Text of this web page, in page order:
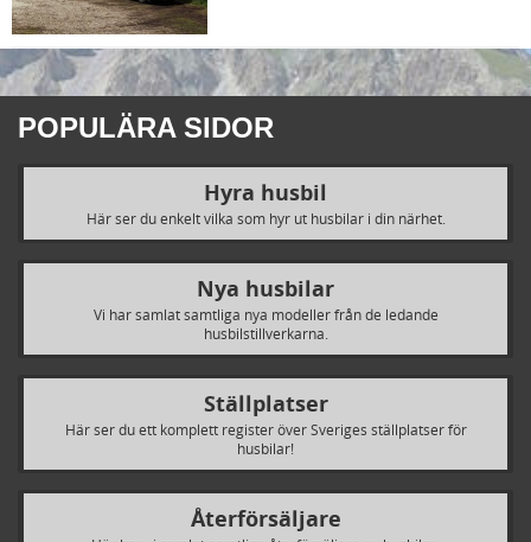
men har nu Michael Danielsson,
VD för Camp4you tagit det svåra
beslutet att stänga ner butiken.
POPULÄRA SIDOR
Hyra husbil
Här ser du enkelt vilka som hyr ut husbilar i din närhet.
Nya husbilar
Vi har samlat samtliga nya modeller från de ledande
husbilstillverkarna.
Ställplatser
Här ser du ett komplett register över Sveriges ställplatser för
husbilar!
Återförsäljare